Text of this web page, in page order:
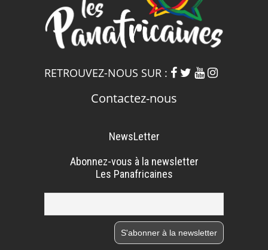
RETROUVEZ-NOUS SUR :
Contactez-nous
NewsLetter
Abonnez-vous à la newsletter
Les Panafricaines